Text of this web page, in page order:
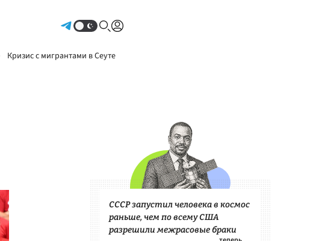
Кризис с мигрантами в Сеуте
СССР запустил человека в космос
раньше, чем по всему США
разрешили межрасовые браки